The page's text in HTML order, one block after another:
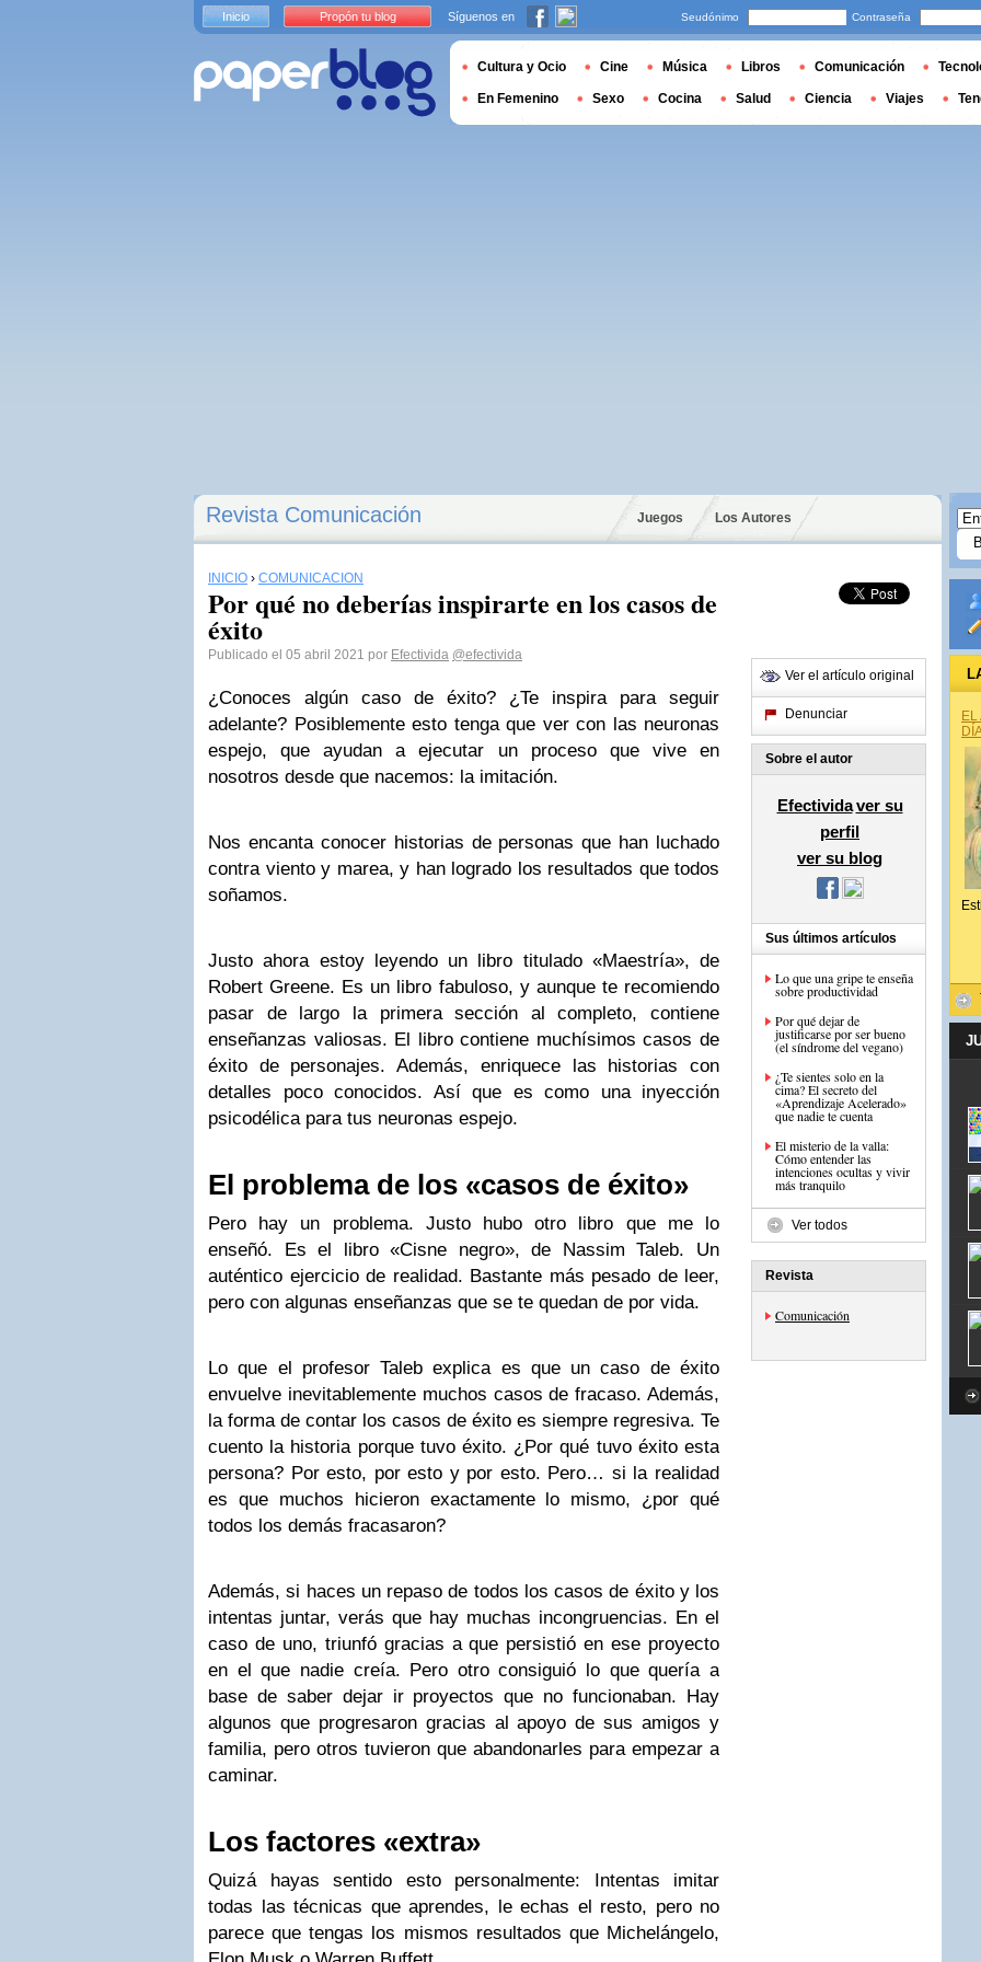
Revista Comunicación Juegos Los Autores
INICIO › COMUNICACIÓN
Por qué no deberías inspirarte en los casos de
éxito
Publicado el 05 abril 2021 por Efectivida @efectivida
¿Conoces algún caso de éxito? ¿Te inspira para seguir
adelante? Posiblemente esto tenga que ver con las neuronas
espejo, que ayudan a ejecutar un proceso que vive en
nosotros desde que nacemos: la imitación.
Nos encanta conocer historias de personas que han luchado
contra viento y marea, y han logrado los resultados que todos
soñamos.
Justo ahora estoy leyendo un libro titulado «Maestría», de
Robert Greene. Es un libro fabuloso, y aunque te recomiendo
pasar de largo la primera sección al completo, contiene
enseñanzas valiosas. El libro contiene muchísimos casos de
éxito de personajes. Además, enriquece las historias con
detalles poco conocidos. Así que es como una inyección
psicodélica para tus neuronas espejo.
El problema de los «casos de éxito»
Pero hay un problema. Justo hubo otro libro que me lo
enseñó. Es el libro «Cisne negro», de Nassim Taleb. Un
auténtico ejercicio de realidad. Bastante más pesado de leer,
pero con algunas enseñanzas que se te quedan de por vida.
Lo que el profesor Taleb explica es que un caso de éxito
envuelve inevitablemente muchos casos de fracaso. Además,
la forma de contar los casos de éxito es siempre regresiva. Te
cuento la historia porque tuvo éxito. ¿Por qué tuvo éxito esta
persona? Por esto, por esto y por esto. Pero… si la realidad
es que muchos hicieron exactamente lo mismo, ¿por qué
todos los demás fracasaron?
Además, si haces un repaso de todos los casos de éxito y los
intentas juntar, verás que hay muchas incongruencias. En el
caso de uno, triunfó gracias a que persistió en ese proyecto
en el que nadie creía. Pero otro consiguió lo que quería a
base de saber dejar ir proyectos que no funcionaban. Hay
algunos que progresaron gracias al apoyo de sus amigos y
familia, pero otros tuvieron que abandonarles para empezar a
caminar.
Los factores «extra»
Quizá hayas sentido esto personalmente: Intentas imitar
todas las técnicas que aprendes, le echas el resto, pero no
parece que tengas los mismos resultados que Michelángelo,
Ver el artículo original
Denunciar
Sobre el autor
Efectivida ver su
perfil
ver su blog
Sus últimos artículos
Lo que una gripe te enseña
sobre productividad
Por qué dejar de
justificarse por ser bueno
(el síndrome del vegano)
¿Te sientes solo en la
cima? El secreto del
«Aprendizaje Acelerado»
que nadie te cuenta
El misterio de la valla:
Cómo entender las
intenciones ocultas y vivir
más tranquilo
Ver todos
Revista
Comunicación
Inicio Propón tu blog Síguenos en Seudónimo Contraseña
Cultura y Ocio Cine Música Libros Comunicación
En Femenino Sexo Cocina Salud Ciencia Viajes